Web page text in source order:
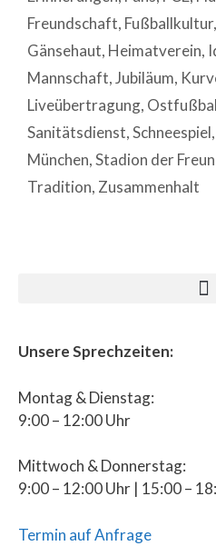
Freundschaft, Fußballkultur,
Gänsehaut, Heimatverein,
Mannschaft,Jubiläum,
Liveübertragung,
Sanitätsdienst,Schneespiel,
München,Stadion der
Tradition, Zusammenhalt
Unsere Sprechzeiten:
Montag & Dienstag:
9:00 – 12:00 Uhr
Mittwoch & Donnerstag:
9:00 – 12:00 Uhr | 15:00 –
Termin auf Anfrage